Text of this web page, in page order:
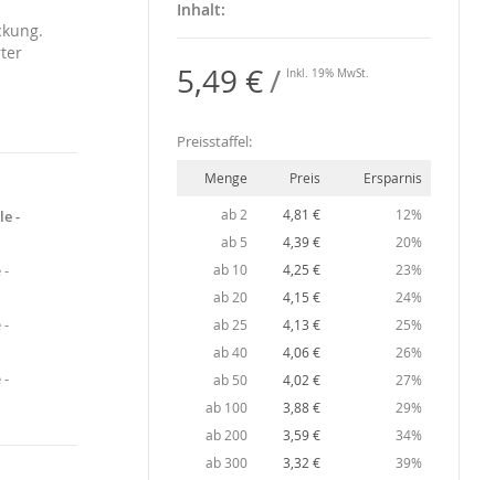
-
-
-
-
Inhalt
5,49 € Inkl. 19% MwSt.
Preisstaffel:
Menge Preis Ersparnis
ab 2 4,81 €
12%
ab 5
4,39 €
20%
ab 10
4,25 €
23%
ab 20
4,15 €
24%
ab 25
4,13 €
25%
ab 40
4,06 €
26%
ab 50
4,02 €
27%
ab 100
3,88 €
29%
ab 200
3,59 €
34%
ab 300
3,32 €
39%